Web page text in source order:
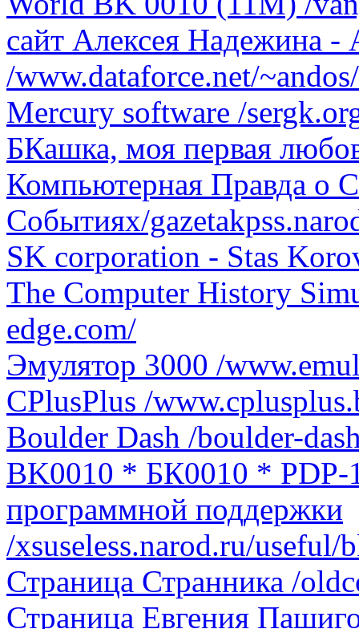
сайт Алексея Надежина -
/www.dataforce.net/~andos/
Mercury software /
БКашка, моя первая
Компьютерная Правда о
Событиях/
SK corporation - Stas
The Computer History
edge.com/
Эмулятор 3000 /
CPlusPlus /
Boulder Dash /boulder-
BK0010 * БК0010 * PDP-
программной поддержки
/xsuseless.narod.ru/
Страница Странника /
Страница Евгения